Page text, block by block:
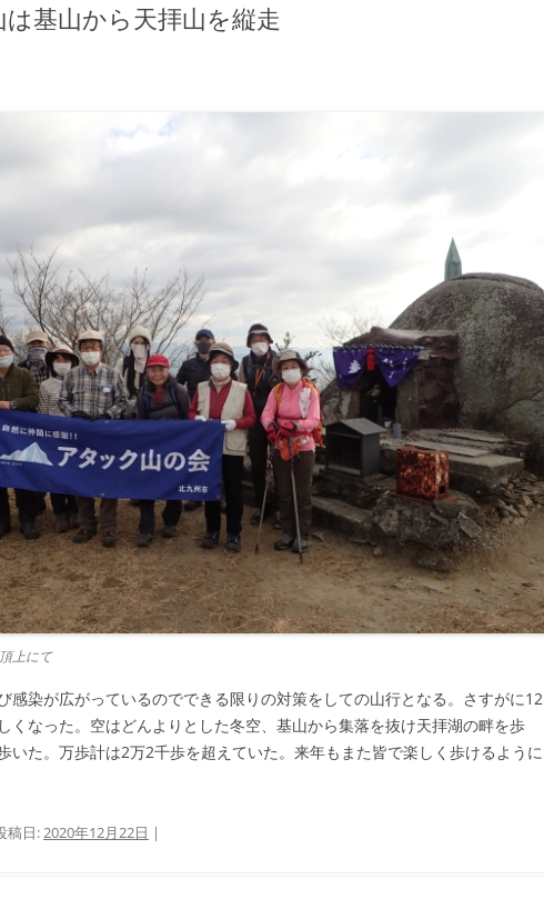
基山から天拝山を縦走
上にて
感染が広がっているのでできる限りの対策をしての山行となる。さすがに12
くなった。空はどんよりとした冬空、基山から集落を抜け天拝湖の畔を歩
いた。万歩計は2万2千歩を超えていた。来年もまた皆で楽しく歩けるように
稿日:2020年12月22日 |